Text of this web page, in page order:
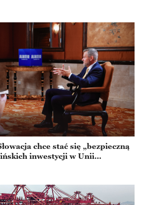
chce stać się „bezpieczną
inwestycji w Unii